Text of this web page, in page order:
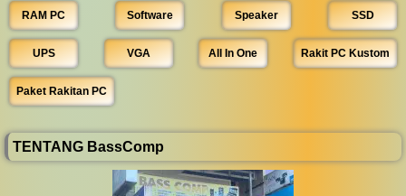
RAM PC Software Speaker SSD
UPS VGA All In One Rakit PC Kustom
Paket Rakitan PC
TENTANG BassComp